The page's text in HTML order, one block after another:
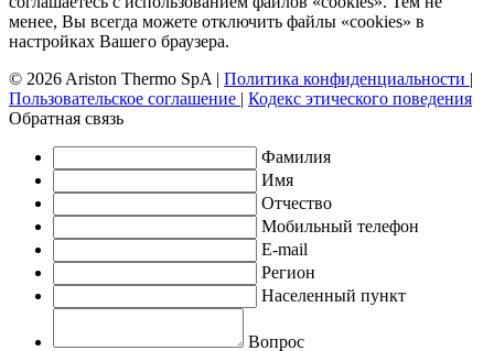
менее, Вы всегда можете отключить файлы «cookies» в
настройках Вашего браузера.
© 2026 Ariston Thermo SpA | Политика конфиденциальности |
Пользовательское соглашение | Кодекс этического поведения
Обратная связь
Фамилия
Имя
Отчество
Мобильный телефон
E-mail
Регион
Населенный пункт
Вопрос